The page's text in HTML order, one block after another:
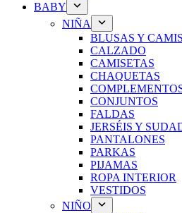
BABY
NIÑA
BLUSAS Y
CALZADO
CAMISETAS
CHAQUETAS
CONJUNTOS
FALDAS
JERSÉIS Y
PANTALONES
PARKAS
PIJAMAS
ROPA INTERIOR
VESTIDOS
NIÑO